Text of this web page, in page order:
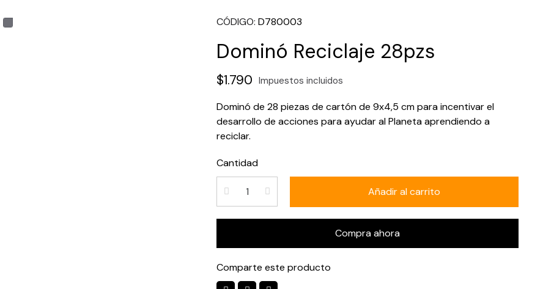
CÓDIGO D780003
Dominó Reciclaje 28pzs
$1.790 Impuestos incluidos
Dominó de 28 piezas de cartón de 9x4,5 cm para incentivar el
desarrollo de acciones para ayudar al Planeta aprendiendo a
reciclar.
Cantidad
Añadir al carrito
Compra ahora
Comparte este producto